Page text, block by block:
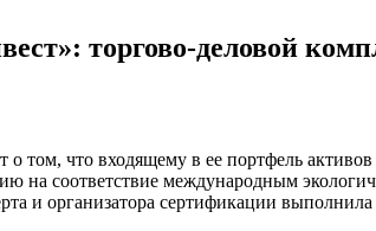
торгово-деловой
о том, что входящему в ее портфель
на соответствие международным
и организатора сертификации